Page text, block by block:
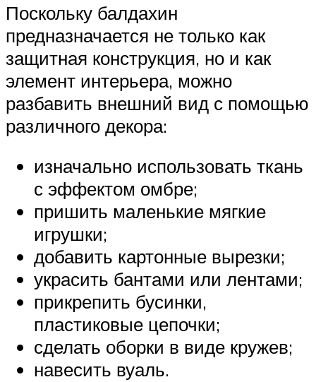
Поскольку балдахин
предназначается не только как
защитная конструкция, но и как
элемент интерьера, можно
разбавить внешний вид с помощью
различного декора:
изначально использовать ткань
с эффектом омбре;
пришить маленькие мягкие
игрушки;
добавить картонные вырезки;
украсить бантами или лентами;
прикрепить бусинки,
пластиковые цепочки;
сделать оборки в виде кружев;
навесить вуаль.